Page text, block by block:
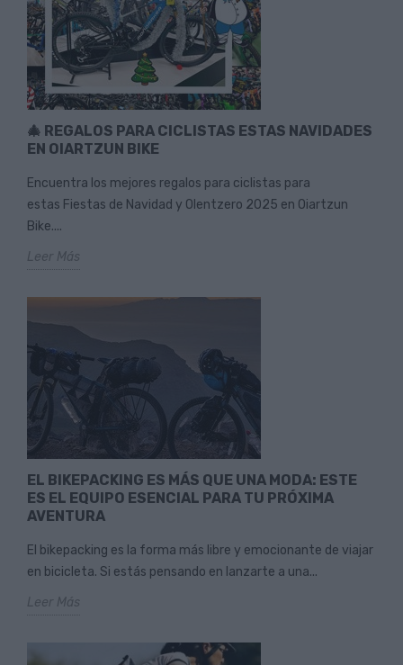
🎄 REGALOS PARA CICLISTAS ESTAS NAVIDADES
EN OIARTZUN BIKE
Encuentra los mejores regalos para ciclistas para
estas Fiestas de Navidad y Olentzero 2025 en Oiartzun
Bike....
Leer Más
EL BIKEPACKING ES MÁS QUE UNA MODA: ESTE
ES EL EQUIPO ESENCIAL PARA TU PRÓXIMA
AVENTURA
El bikepacking es la forma más libre y emocionante de viajar
en bicicleta. Si estás pensando en lanzarte a una...
Leer Más